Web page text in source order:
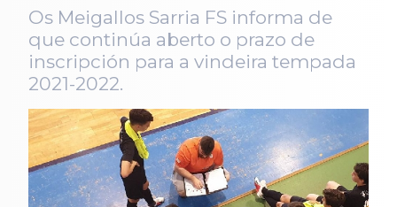
Os Meigallos Sarria FS informa de
que continúa aberto o prazo de
inscripción para a vindeira tempada
2021-2022.